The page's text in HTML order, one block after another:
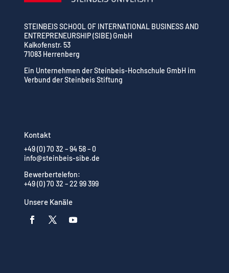
STEINBEIS SCHOOL OF INTERNATIONAL BUSINESS AND
ENTREPRENEURSHIP (SIBE) GmbH
Kalkofenstr. 53
71083 Herrenberg
Ein Unternehmen der Steinbeis-Hochschule GmbH im
Verbund der Steinbeis Stiftung
Kontakt
+49 (0) 70 32 – 94 58 – 0
info@steinbeis-sibe.de
Bewerbertelefon:
+49 (0) 70 32 – 22 99 399
Unsere Kanäle